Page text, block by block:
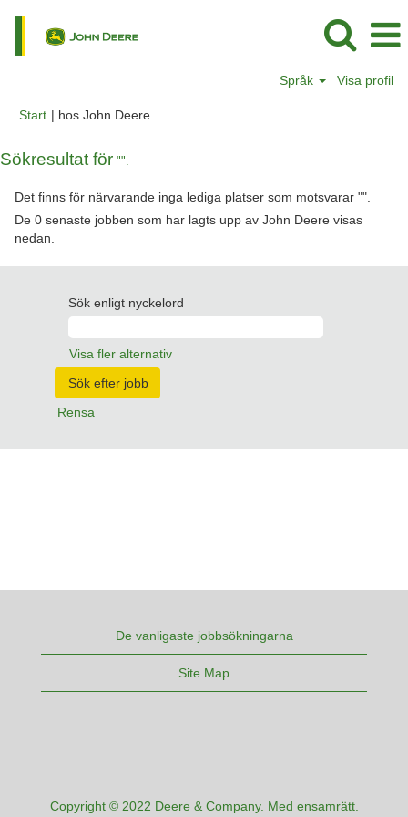
Språk Visa profil
Start | hos John Deere(aktuell
Sökresultat för "".
Det finns för närvarande inga lediga platser som motsvarar "".
De 0 senaste jobben som har lagts upp av John Deere visas
nedan.
Sök enligt nyckelord
Visa fler alternativ
Rensa
De vanligaste jobbsökningarna
Site Map
Copyright © 2022 Deere & Company. Med ensamrätt.